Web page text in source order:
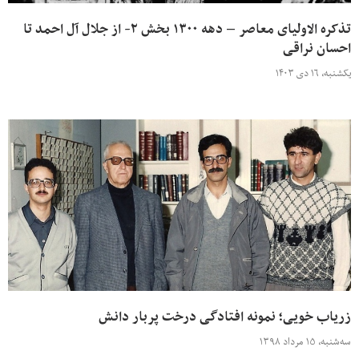
تذکره الاولیای معاصر – دهه ۱۳۰۰ بخش ۲- از جلال آل احمد تا
احسان نراقی
یکشنبه، ۱۶ دی ۱۴۰۳
زریاب خویی؛ نمونه افتادگی درخت پربار دانش
سه‌شنبه، ۱۵ مرداد ۱۳۹۸